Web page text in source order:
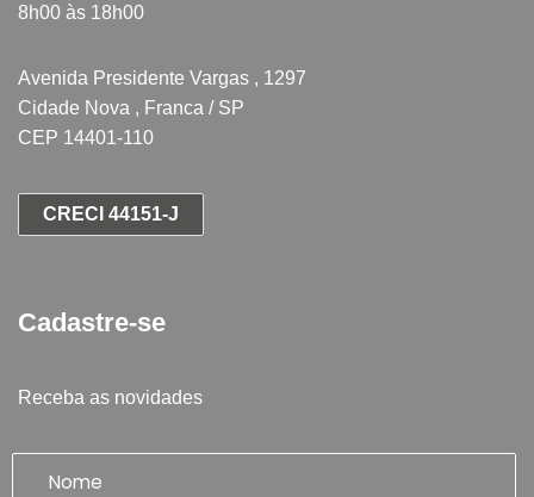
8h00 às 18h00
Avenida Presidente Vargas , 1297
Cidade Nova , Franca / SP
CEP 14401-110
CRECI 44151-J
Cadastre-se
Receba as novidades